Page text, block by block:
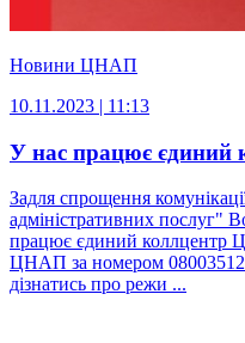
Новини ЦНАП
10.11.2023 | 11:13
У нас працює
Задля спрощення
адміністративних послуг"
працює єдиний коллцентр
ЦНАП за номером
дізнатись про режи ...